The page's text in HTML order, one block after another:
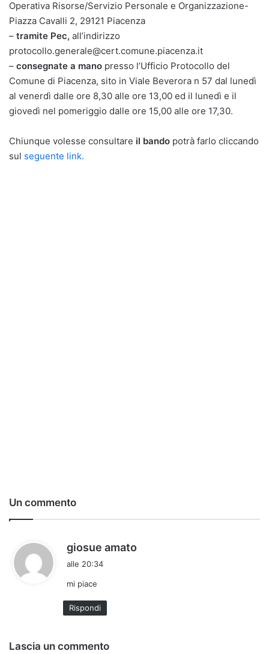
Operativa Risorse/Servizio Personale e Organizzazione-
Piazza Cavalli 2, 29121 Piacenza
– tramite Pec, all’indirizzo
protocollo.generale@cert.comune.piacenza.it
– consegnate a mano presso l’Ufficio Protocollo del
Comune di Piacenza, sito in Viale Beverora n 57 dal lunedì
al venerdì dalle ore 8,30 alle ore 13,00 ed il lunedì e il
giovedì nel pomeriggio dalle ore 15,00 alle ore 17,30.
Chiunque volesse consultare il bando potrà farlo cliccando
sul seguente link.
Un commento
giosue amato
alle 20:34
mi piace
Rispondi
Lascia un commento